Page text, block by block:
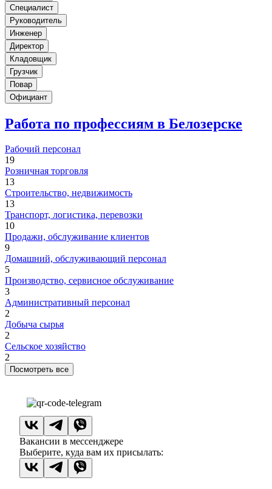
Специалист
Руководитель
Инженер
Директор
Кладовщик
Грузчик
Повар
Официант
Работа по профессиям в Белозерске
Рабочий персонал
19
Розничная торговля
13
Строительство, недвижимость
13
Транспорт, логистика, перевозки
10
Продажи, обслуживание клиентов
9
Домашний, обслуживающий персонал
5
Производство, сервисное обслуживание
3
Административный персонал
2
Добыча сырья
2
Сельское хозяйство
2
Посмотреть все
Вакансии в мессенджере
Выберите, куда вам их присылать: